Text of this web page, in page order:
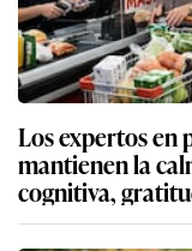
Los expertos en
mantienen la
cognitiva,